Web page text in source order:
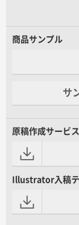
商品サンプル
サ
原稿作成サービ
Illustrator入稿テ